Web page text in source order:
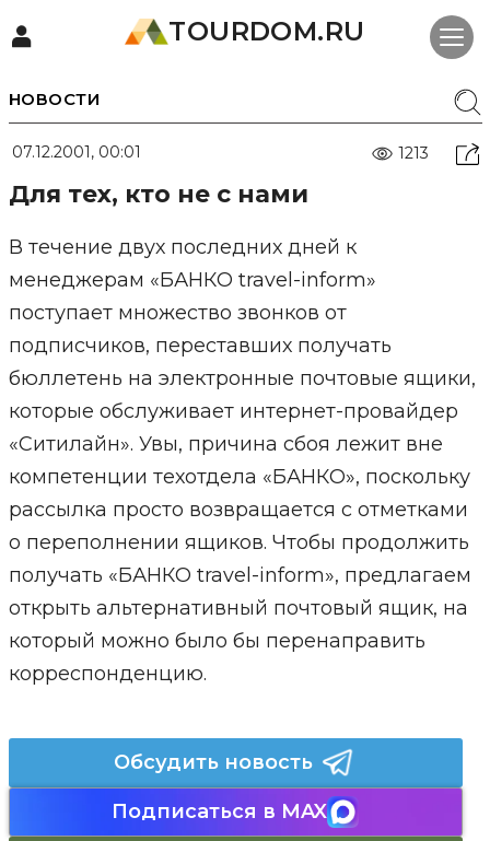
TOURDOM.RU
НОВОСТИ
07.12.2001, 00:01 1213
Для тех, кто не с нами
В течение двух последних дней к
менеджерам «БАНКО travel-inform»
поступает множество звонков от
подписчиков, переставших получать
бюллетень на электронные почтовые ящики,
которые обслуживает интернет-провайдер
«Ситилайн». Увы, причина сбоя лежит вне
компетенции техотдела «БАНКО», поскольку
рассылка просто возвращается с отметками
о переполнении ящиков. Чтобы продолжить
получать «БАНКО travel-inform», предлагаем
открыть альтернативный почтовый ящик, на
который можно было бы перенаправить
корреспонденцию.
Обсудить новость
Подписаться в MAX